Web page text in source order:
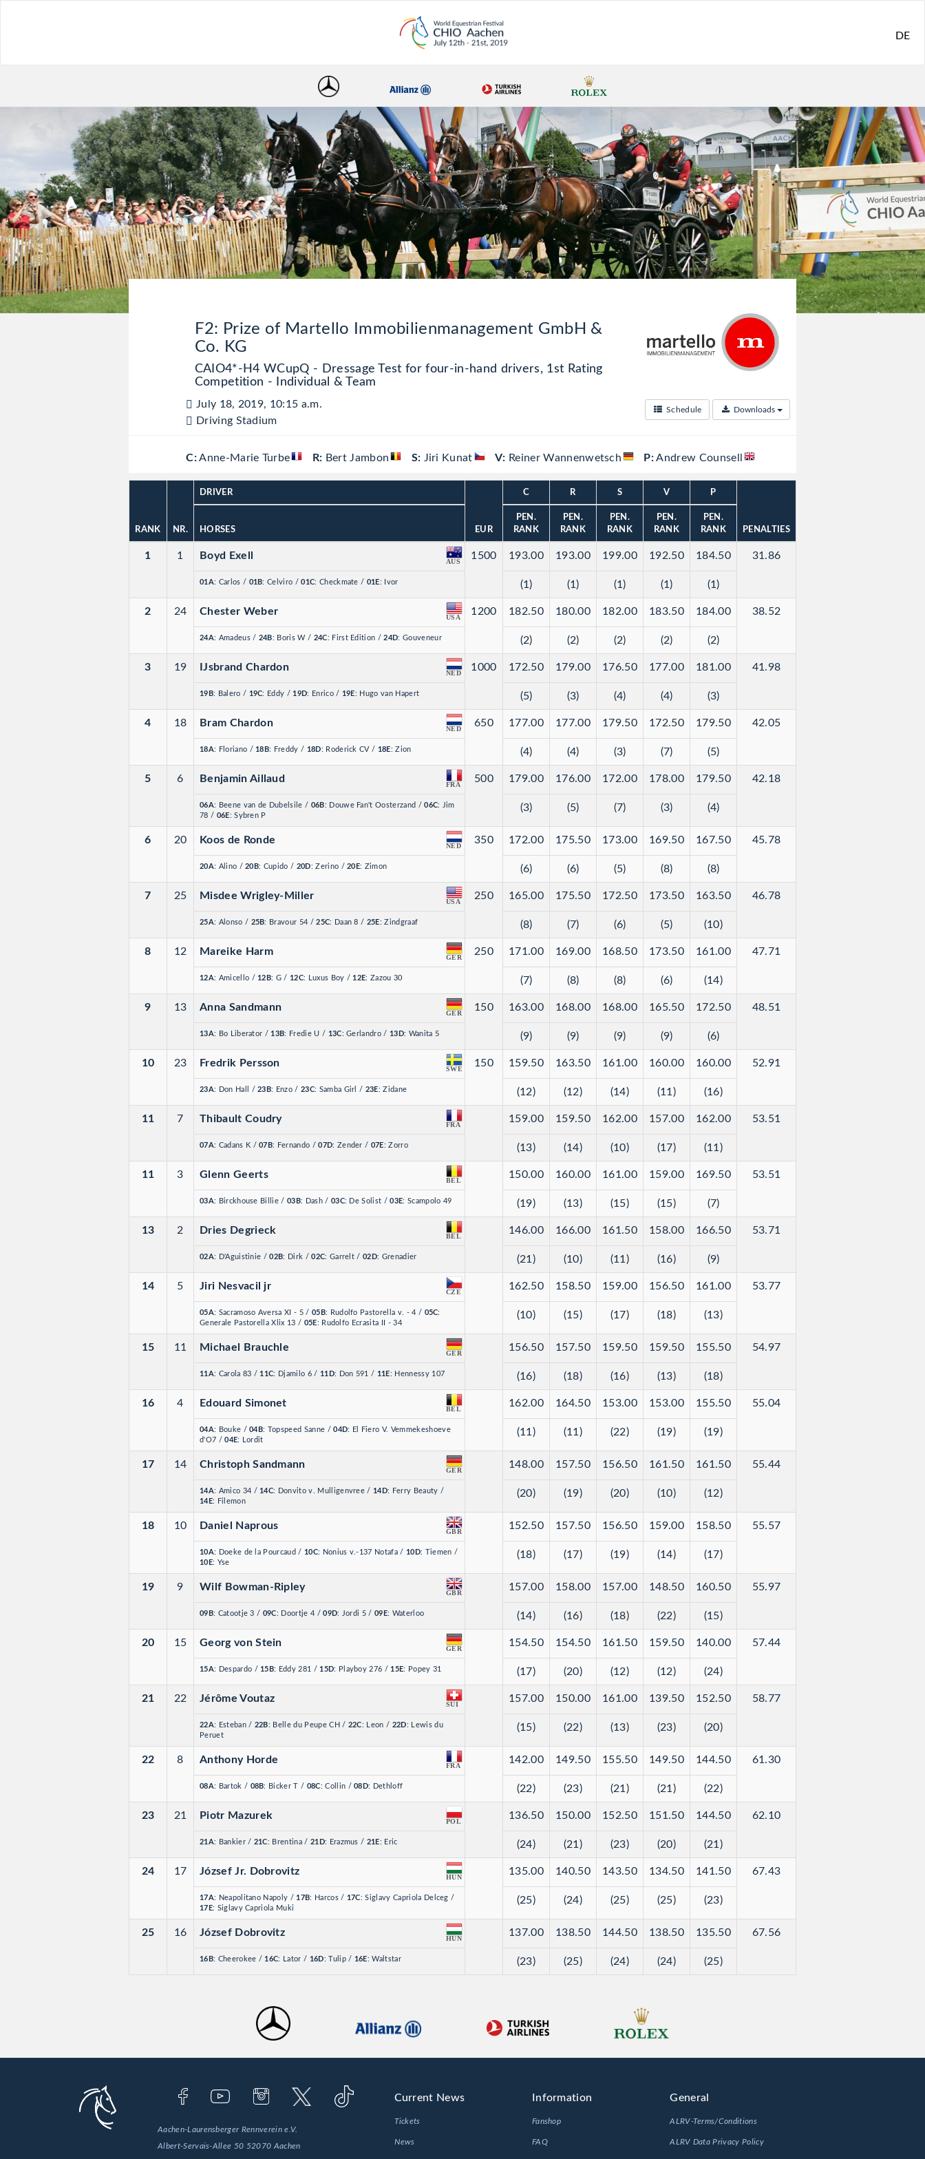
F2: Prize of Martello Immobilienmanagement GmbH &
Co. KG
CAIO4*-H4 WCupQ - Dressage Test for four-in-hand drivers, 1st Rating
Competition - Individual & Team
July 18, 2019, 10:15 a.m.
Driving Stadium
Schedule Downloads
C:Anne-Marie Turbe R: Bert Jambon S: Jiri Kunat V: Reiner Wannenwetsch P:Andrew Counsell
RANK NR.
DRIVER
EUR
C R S V P
PENALTIES
HORSES
PEN.
RANK
PEN.
RANK
PEN.
RANK
PEN.
RANK
PEN.
RANK
1 1 Boyd Exell
AUS
1500 193.00 193.00 199.00 192.50 184.50 31.86
01A: Carlos / 01B: Celviro /01C: Checkmate / 01E: Ivor (1) (1) (1) (1) (1)
2 24 Chester Weber
USA
1200 182.50 180.00 182.00 183.50 184.00 38.52
24A: Amadeus / 24B: Boris W / 24C: First Edition /24D: Gouveneur (2) (2) (2) (2) (2)
3 19 IJsbrand Chardon
NED
1000 172.50 179.00 176.50 177.00 181.00 41.98
19B: Balero / 19C: Eddy / 19D: Enrico / 19E: Hugo van Hapert (5) (3) (4) (4) (3)
4 18 Bram Chardon
NED
650 177.00 177.00 179.50 172.50 179.50 42.05
18A: Floriano / 18B: Freddy / 18D: Roderick CV / 18E: Zion (4) (4) (3) (7) (5)
5 6 Benjamin Aillaud
FRA
500 179.00 176.00 172.00 178.00 179.50 42.18
06A: Beene van de Dubelsile / 06B: Douwe Fan't Oosterzand /06C: Jim
78 / 06E: Sybren P
(3) (5) (7) (3) (4)
6 20 Koos de Ronde
NED
350 172.00 175.50 173.00 169.50 167.50 45.78
20A: Alino /20B: Cupido / 20D: Zerino /20E: Zimon (6) (6) (5) (8) (8)
7 25 Misdee Wrigley-Miller
USA
250 165.00 175.50 172.50 173.50 163.50 46.78
25A: Alonso / 25B: Bravour 54 /25C: Daan 8 / 25E: Zindgraaf (8) (7) (6) (5) (10)
8 12 Mareike Harm
GER
250 171.00 169.00 168.50 173.50 161.00 47.71
12A: Amicello / 12B: G / 12C: Luxus Boy / 12E: Zazou 30 (7) (8) (8) (6) (14)
9 13 Anna Sandmann
GER
150 163.00 168.00 168.00 165.50 172.50 48.51
13A: Bo Liberator / 13B: Fredie U / 13C: Gerlandro / 13D: Wanita 5 (9) (9) (9) (9) (6)
10 23 Fredrik Persson
SWE
150 159.50 163.50 161.00 160.00 160.00 52.91
23A: Don Hall /23B: Enzo / 23C: Samba Girl / 23E: Zidane (12) (12) (14) (11) (16)
11 7 Thibault Coudry
FRA
159.00 159.50 162.00 157.00 162.00 53.51
07A: Cadans K /07B: Fernando /07D: Zender / 07E: Zorro (13) (14) (10) (17) (11)
11 3 Glenn Geerts
BEL
150.00 160.00 161.00 159.00 169.50 53.51
03A: Birckhouse Billie /03B: Dash / 03C: De Solist /03E: Scampolo 49 (19) (13) (15) (15) (7)
13 2 Dries Degrieck
BEL
146.00 166.00 161.50 158.00 166.50 53.71
02A: D'Aguistinie /02B: Dirk /02C: Garrelt /02D: Grenadier (21) (10) (11) (16) (9)
14 5 Jiri Nesvacil jr
CZE
162.50 158.50 159.00 156.50 161.00 53.77
05A: Sacramoso Aversa XI - 5 / 05B: Rudolfo Pastorella v. - 4 / 05C:
Generale Pastorella Xlix 13 / 05E: Rudolfo Ecrasita II - 34
(10) (15) (17) (18) (13)
15 11 Michael Brauchle
GER
156.50 157.50 159.50 159.50 155.50 54.97
11A: Carola 83 / 11C: Djamilo 6 / 11D: Don 591 / 11E: Hennessy 107 (16) (18) (16) (13) (18)
16 4 Edouard Simonet
BEL
162.00 164.50 153.00 153.00 155.50 55.04
04A: Bouke /04B: Topspeed Sanne /04D: El Fiero V. Vemmekeshoeve
d'O7 /04E: Lordit
(11) (11) (22) (19) (19)
17 14 Christoph Sandmann
GER
148.00 157.50 156.50 161.50 161.50 55.44
14A: Amico 34 / 14C: Donvito v. Mulligenvree / 14D: Ferry Beauty /
14E: Filemon
(20) (19) (20) (10) (12)
18 10 Daniel Naprous
GBR
152.50 157.50 156.50 159.00 158.50 55.57
10A: Doeke de la Pourcaud / 10C: Nonius v.-137 Notafa / 10D: Tiemen /
10E: Yse
(18) (17) (19) (14) (17)
19 9 Wilf Bowman-Ripley
GBR
157.00 158.00 157.00 148.50 160.50 55.97
09B: Catootje 3 / 09C: Doortje 4 /09D: Jordi 5 /09E: Waterloo (14) (16) (18) (22) (15)
20 15 Georg von Stein
GER
154.50 154.50 161.50 159.50 140.00 57.44
15A: Despardo / 15B: Eddy 281 / 15D: Playboy 276 / 15E: Popey 31 (17) (20) (12) (12) (24)
21 22 Jérôme Voutaz
SUI
157.00 150.00 161.00 139.50 152.50 58.77
22A: Esteban / 22B: Belle du Peupe CH / 22C: Leon / 22D: Lewis du
Peruet
(15) (22) (13) (23) (20)
22 8 Anthony Horde
FRA
142.00 149.50 155.50 149.50 144.50 61.30
08A: Bartok / 08B: Bicker T / 08C: Collin /08D: Dethloff (22) (23) (21) (21) (22)
23 21 Piotr Mazurek
POL
136.50 150.00 152.50 151.50 144.50 62.10
21A: Bankier / 21C: Brentina / 21D: Erazmus / 21E: Eric (24) (21) (23) (20) (21)
24 17 József Jr. Dobrovitz
HUN
135.00 140.50 143.50 134.50 141.50 67.43
17A: Neapolitano Napoly / 17B: Harcos / 17C: Siglavy Capriola Delceg /
17E: Siglavy Capriola Muki
(25) (24) (25) (25) (23)
25 16 József Dobrovitz
HUN
137.00 138.50 144.50 138.50 135.50 67.56
16B: Cheerokee / 16C: Lator / 16D: Tulip / 16E: Waltstar (23) (25) (24) (24) (25)
Current News
Tickets
News
Information
Fanshop
FAQ
General
ALRV-Terms/Conditions
ALRV Data Privacy Policy
Aachen-Laurensberger Rennverein e.V.
Albert-Servais-Allee 50 52070 Aachen